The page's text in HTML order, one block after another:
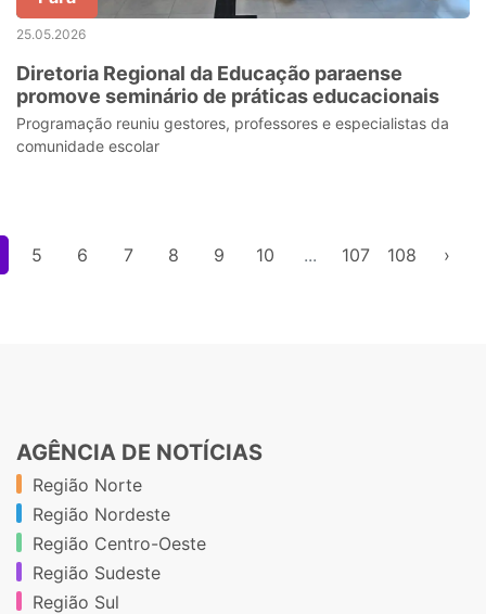
25.05.2026
Diretoria Regional da Educação paraense
promove seminário de práticas educacionais
Programação reuniu gestores, professores e especialistas da
comunidade escolar
5 6 7 8 9 10 ... 107 108 ›
AGÊNCIA DE NOTÍCIAS
Região Norte
Região Nordeste
Região Centro-Oeste
Região Sudeste
Região Sul